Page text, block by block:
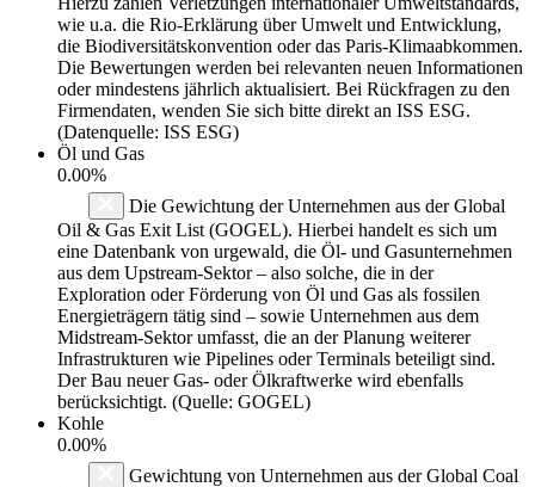
wie u.a. die Rio-Erklärung über Umwelt und Entwicklung,
die Biodiversitätskonvention oder das Paris-Klimaabkommen.
Die Bewertungen werden bei relevanten neuen Informationen
oder mindestens jährlich aktualisiert. Bei Rückfragen zu den
Firmendaten, wenden Sie sich bitte direkt an ISS ESG.
(Datenquelle: ISS ESG)
Öl und Gas
0.00%
Die Gewichtung der Unternehmen aus der Global
Oil & Gas Exit List (GOGEL). Hierbei handelt es sich um
eine Datenbank von urgewald, die Öl- und Gasunternehmen
aus dem Upstream-Sektor – also solche, die in der
Exploration oder Förderung von Öl und Gas als fossilen
Energieträgern tätig sind – sowie Unternehmen aus dem
Midstream-Sektor umfasst, die an der Planung weiterer
Infrastrukturen wie Pipelines oder Terminals beteiligt sind.
Der Bau neuer Gas- oder Ölkraftwerke wird ebenfalls
berücksichtigt. (Quelle: GOGEL)
Kohle
0.00%
Gewichtung von Unternehmen aus der Global Coal